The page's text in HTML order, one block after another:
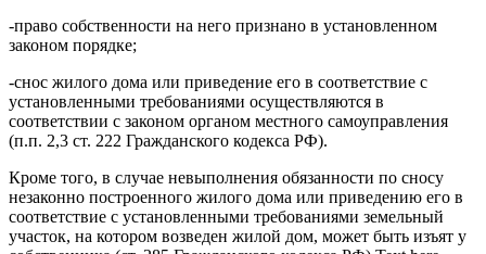
-право собственности на него признано в установленном
законом порядке;
-снос жилого дома или приведение его в соответствие с
установленными требованиями осуществляются в
соответствии с законом органом местного самоуправления
(п.п. 2,3 ст. 222 Гражданского кодекса РФ).
Кроме того, в случае невыполнения обязанности по сносу
незаконно построенного жилого дома или приведению его в
соответствие с установленными требованиями земельный
участок, на котором возведен жилой дом, может быть изъят у